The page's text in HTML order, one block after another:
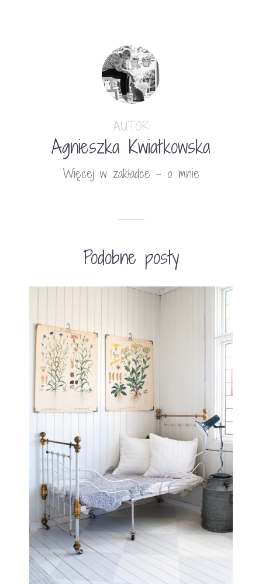
AUTOR
Agnieszka Kwiatkowska
Więcej w zakładce - o mnie
Podobne posty